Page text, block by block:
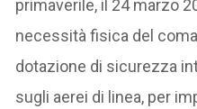
primaverile, il 24 marzo
necessità fisica del
dotazione di sicurezza
sugli aerei di linea, per